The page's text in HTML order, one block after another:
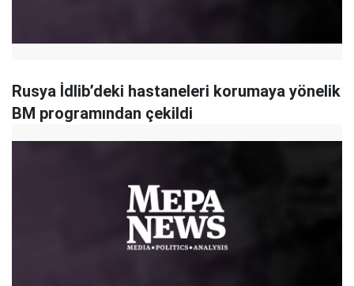
Rusya İdlib’deki hastaneleri korumaya yönelik
BM programından çekildi